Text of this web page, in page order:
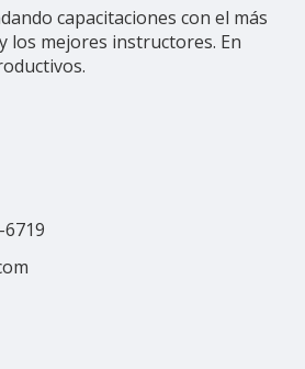
capacitaciones con el más
los mejores instructores. En
6719